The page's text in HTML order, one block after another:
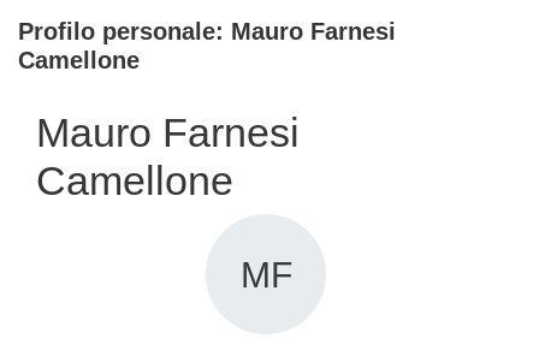
Profilo personale: Mauro Farnesi
Camellone
Mauro Farnesi
Camellone
MF